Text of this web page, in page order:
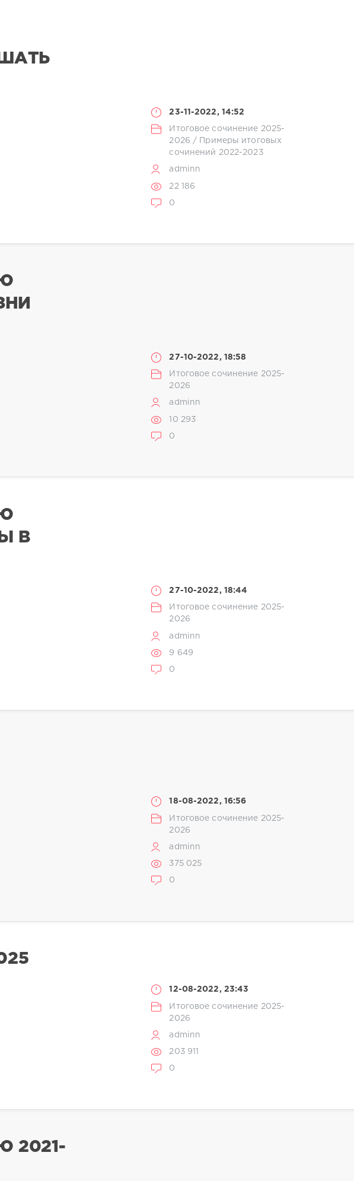
23-11-2022, 14:52
Итоговое сочинение 2025-
2026 /
Примеры итоговых
сочинений 2022-2023
adminn
22 186
0
27-10-2022, 18:58
Итоговое сочинение 2025-
2026
adminn
10 293
0
В
27-10-2022, 18:44
Итоговое сочинение 2025-
2026
adminn
9 649
0
18-08-2022, 16:56
Итоговое сочинение 2025-
2026
adminn
375 025
0
12-08-2022, 23:43
Итоговое сочинение 2025-
2026
adminn
203 911
0
2021-